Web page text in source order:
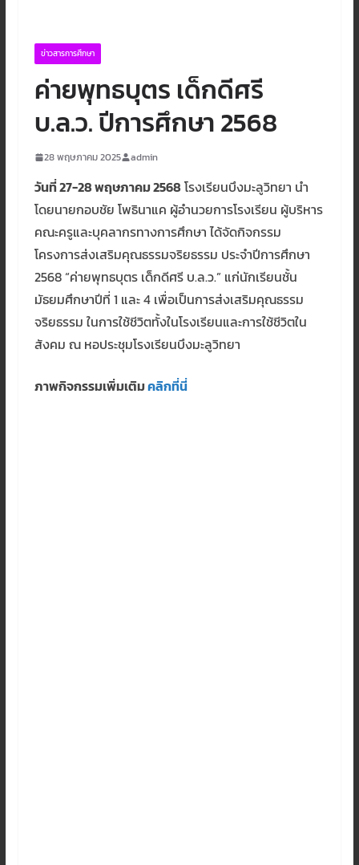
ข่าวสารการศึกษา
ค่ายพุทธบุตร เด็กดีศรี
บ.ล.ว. ปีการศึกษา 2568
28 พฤษภาคม 2025 admin
วันที่ 27-28 พฤษภาคม 2568 โรงเรียนบึงมะลูวิทยา นำ
โดยนายกอบชัย โพธินาแค ผู้อำนวยการโรงเรียน ผู้บริหาร
คณะครูและบุคลากรทางการศึกษา ได้จัดกิจกรรม
โครงการส่งเสริมคุณธรรมจริยธรรม ประจำปีการศึกษา
2568 “ค่ายพุทธบุตร เด็กดีศรี บ.ล.ว.” แก่นักเรียนชั้น
มัธยมศึกษาปีที่ 1 และ 4 เพื่อเป็นการส่งเสริมคุณธรรม
จริยธรรม ในการใช้ชีวิตทั้งในโรงเรียนและการใช้ชีวิตใน
สังคม ณ หอประชุมโรงเรียนบึงมะลูวิทยา
ภาพกิจกรรมเพิ่มเติมคลิกที่นี่